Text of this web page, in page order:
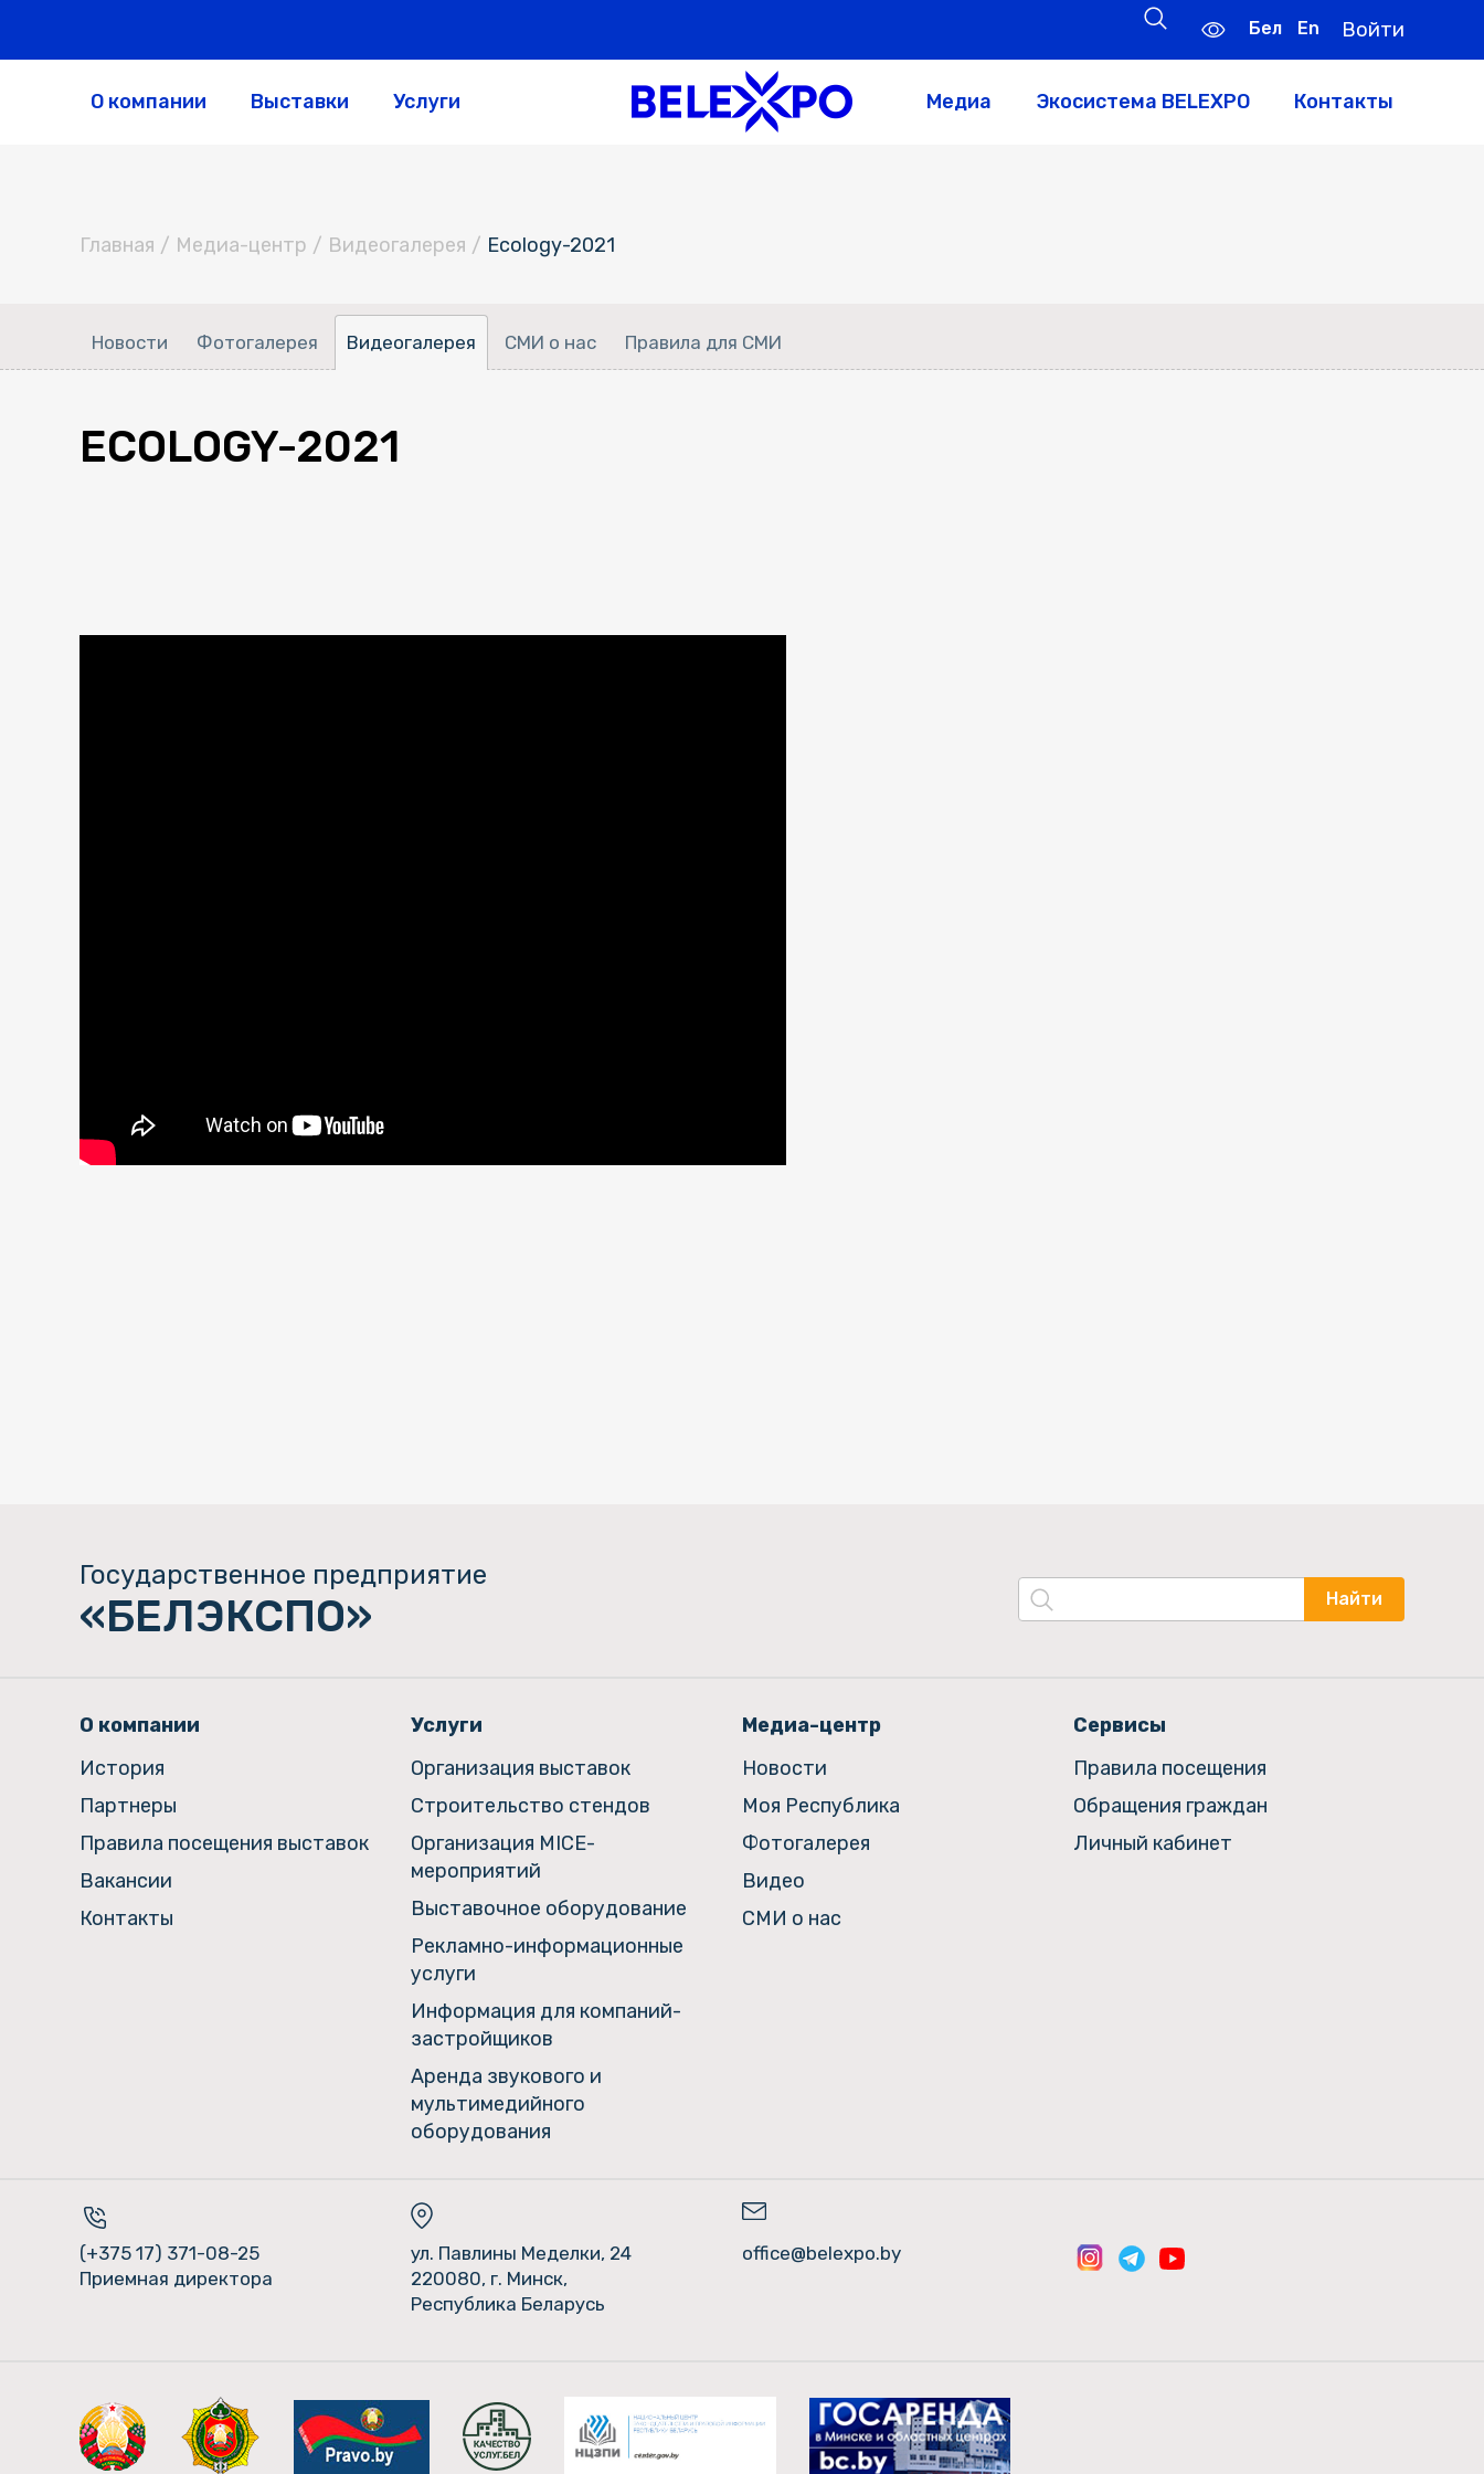
Бел En Войти
О компании Выставки Услуги Медиа Экосистема BELEXPO Контакты
Главная / Медиа-центр / Видеогалерея / Ecology-2021
Новости Фотогалерея Видеогалерея СМИ о нас Правила для СМИ
ECOLOGY-2021
Государственное предприятие
«БЕЛЭКСПО» Найти
О компании
История
Партнеры
Правила посещения выставок
Вакансии
Контакты
Услуги
Организация выставок
Строительство стендов
Организация MICE-
мероприятий
Выставочное оборудование
Рекламно-информационные
услуги
Информация для компаний-
застройщиков
Аренда звукового и
мультимедийного
оборудования
Медиа-центр
Новости
Моя Республика
Фотогалерея
Видео
СМИ о нас
Сервисы
Правила посещения
Обращения граждан
Личный кабинет
(+375 17) 371-08-25
Приемная директора
ул. Павлины Меделки, 24
220080, г. Минск,
Республика Беларусь
office@belexpo.by